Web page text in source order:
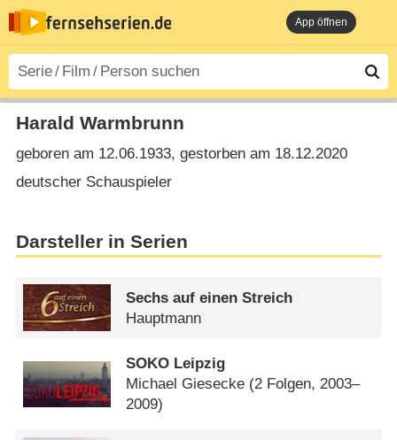
App öffnen
Harald Warmbrunn
geboren am 12.06.1933, gestorben am 18.12.2020
deutscher Schauspieler
Darsteller in Serien
Sechs auf einen Streich
Hauptmann
SOKO Leipzig
Michael Giesecke (2 Folgen, 2003–
2009)